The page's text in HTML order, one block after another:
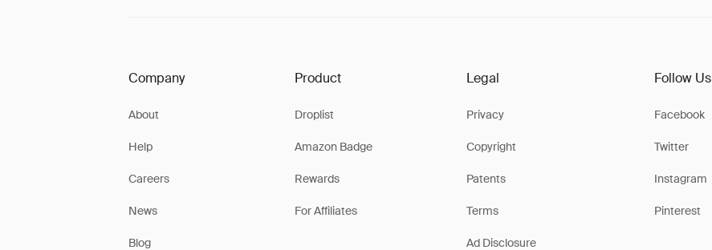
Company
About
Help
Careers
News
Blog
Product
Droplist
Amazon Badge
Rewards
For Affiliates
Legal
Privacy
Copyright
Patents
Terms
Ad Disclosure
Follow Us
Facebook
Twitter
Instagram
Pinterest